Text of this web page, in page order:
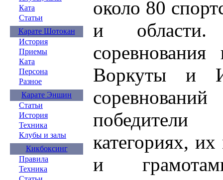
Ката
Статьи
Карате Шотокан
История
Приемы
Ката
Персона
Разное
Карате Эншин
Статьи
История
Техника
Клубы и залы
Кикбоксинг
Правила
Техника
около 80
и
Воркуты и
категориях,
и